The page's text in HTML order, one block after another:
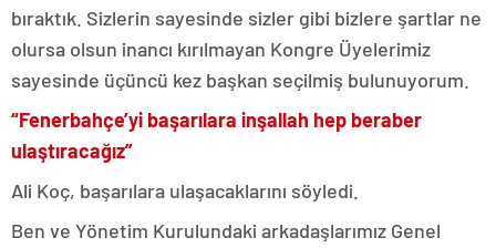
bıraktık. Sizlerin sayesinde sizler gibi bizlere şartlar ne
olursa olsun inancı kırılmayan Kongre Üyelerimiz
sayesinde üçüncü kez başkan seçilmiş bulunuyorum.
“Fenerbahçe’yi başarılara inşallah hep beraber
ulaştıracağız”
Ali Koç, başarılara ulaşacaklarını söyledi.
Ben ve Yönetim Kurulundaki arkadaşlarımız Genel